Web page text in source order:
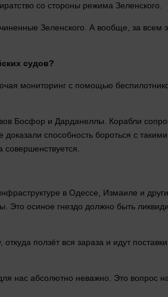
со стороны режима Зеленского.
Зеленского. А вообще, за всем
судов?
мониторинг с помощью
Босфор и Дарданеллы. Корабли
способность бороться с
в Одессе, Измаиле и
Это осиное гнездо должно быть
ползёт вся зараза и идут
нас абсолютно неважно. Это вопрос